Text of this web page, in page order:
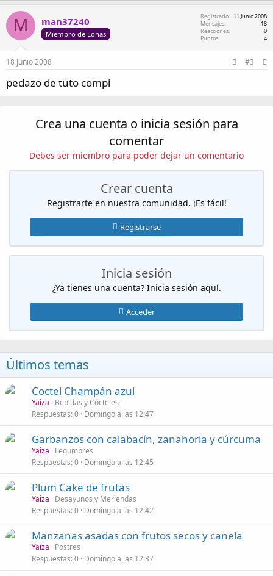
M man37240
Miembro de Lonas
Registrado
11 Junio 2008
Mensajes
18
Reacciones
0
Puntos
4
18 Junio 2008 #3
pedazo de tuto compi
Crea una cuenta o inicia sesión para
comentar
Debes ser miembro para poder dejar un comentario
Crear cuenta
Registrarte en nuestra comunidad. ¡Es fácil!
Registrarse
Inicia sesión
¿Ya tienes una cuenta? Inicia sesión aquí.
Acceder
Últimos temas
Coctel Champán azul
Yaiza
Bebidas y Cócteles
Respuestas 0 Domingo a las 12:47
Garbanzos con calabacín, zanahoria y cúrcuma
Yaiza
Legumbres
Respuestas 0 Domingo a las 12:45
Plum Cake de frutas
Yaiza
Desayunos y Meriendas
Respuestas 0 Domingo a las 12:42
Manzanas asadas con frutos secos y canela
Yaiza
Postres
Respuestas 0 Domingo a las 12:37